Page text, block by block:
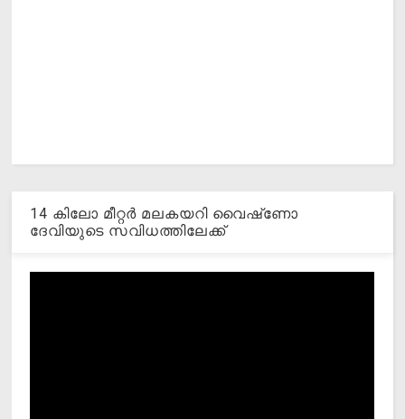
14 കിലോ മീറ്റര്‍ മലകയറി വൈഷ്‌ണോ
ദേവിയുടെ സവിധത്തിലേക്ക്